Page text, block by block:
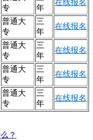
专
年
在线报名
普通大
专
三
年
在线报名
普通大
专
三
年
在线报名
普通大
专
三
年
在线报名
普通大
专
三
年
在线报名
？